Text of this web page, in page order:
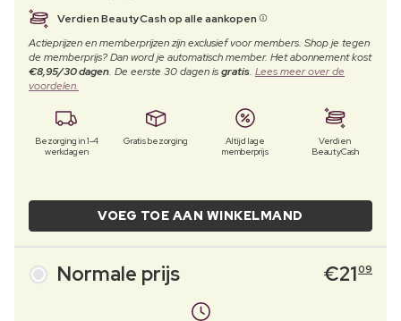
Verdien BeautyCash op alle aankopen
Actieprijzen en memberprijzen zijn exclusief voor members. Shop je tegen
de memberprijs? Dan word je automatisch member. Het abonnement kost
€8,95/30 dagen. De eerste 30 dagen isgratis. Lees meer over de
voordelen.
Bezorging in 1-4
werkdagen
Gratis bezorging
Altijd lage
memberprijs
Verdien
BeautyCash
VOEG TOE AAN WINKELMAND
Normale prijs €2109